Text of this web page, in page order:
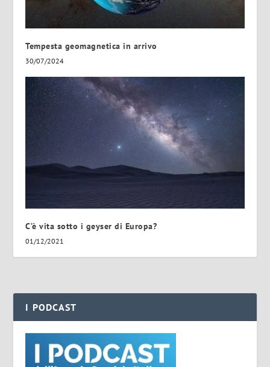
Tempesta geomagnetica in arrivo
30/07/2024
C’è vita sotto i geyser di Europa?
01/12/2021
I PODCAST